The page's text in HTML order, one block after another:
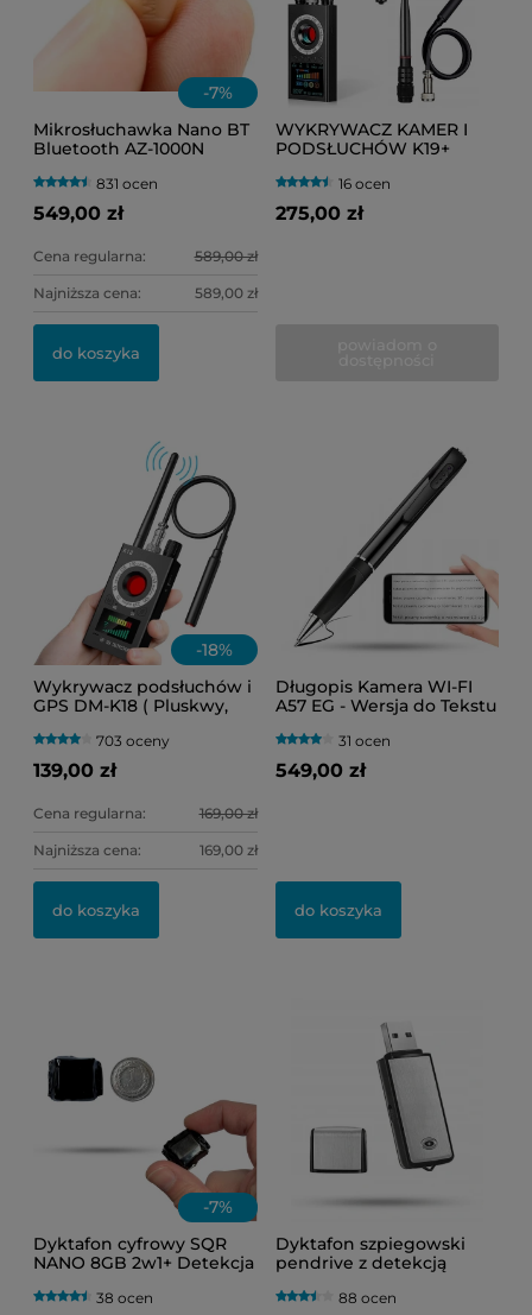
-7%
Mikrosłuchawka Nano BT
Bluetooth AZ-1000N
831 ocen
549,00 zł
Cena regularna: 589,00 zł
Najniższa cena: 589,00 zł
do koszyka
WYKRYWACZ KAMER I
PODSŁUCHÓW K19+
FI, RF, IR)16 ocen
275,00 zł
-18%
Wykrywacz podsłuchów i
GPS DM-K18 ( Pluskwy,
WI-FI )
703 oceny
139,00 zł
Cena regularna: 169,00 zł
Najniższa cena: 169,00 zł
do koszyka
Długopis Kamera WI-FI
A57 EG - Wersja do Tekstu
31 ocen
549,00 zł
do koszyka
-7%
Dyktafon cyfrowy SQR
NANO 8GB 2w1+ Detekcja
Rozmiar)38 ocen
Dyktafon szpiegowski
pendrive z detekcją
88 ocen